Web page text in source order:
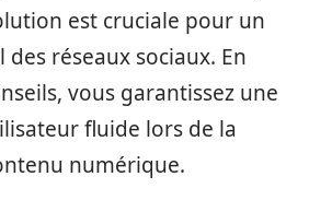
est cruciale pour un
réseaux sociaux. En
vous garantissez une
fluide lors de la
numérique.